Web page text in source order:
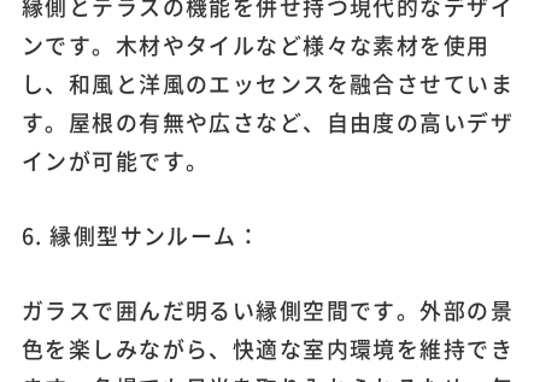
縁側とテラスの機能を併せ持つ現代的なデザイ
ンです。木材やタイルなど様々な素材を使用
し、和風と洋風のエッセンスを融合させていま
す。屋根の有無や広さなど、自由度の高いデザ
インが可能です。
6. 縁側型サンルーム：
ガラスで囲んだ明るい縁側空間です。外部の景
色を楽しみながら、快適な室内環境を維持でき